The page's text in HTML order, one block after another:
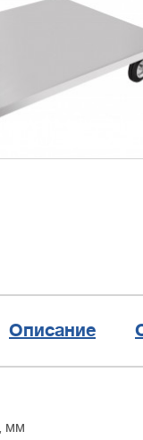
Описание
мм